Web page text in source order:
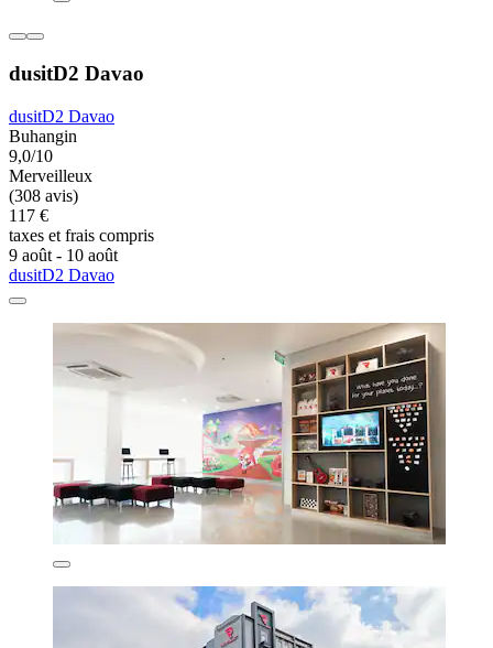
dusitD2 Davao
dusitD2 Davao
Buhangin
9,0/10
Merveilleux
(308 avis)
117 €
taxes et frais compris
9 août - 10 août
dusitD2 Davao